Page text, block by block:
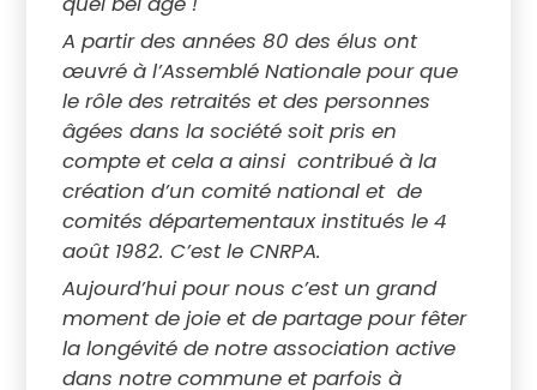
A partir des années 80 des élus ont
œuvré à l’Assemblé Nationale pour que
le rôle des retraités et des personnes
âgées dans la société soit pris en
compte et cela a ainsi contribué à la
création d’un comité national et de
comités départementaux institués le 4
août 1982. C’est le CNRPA.
Aujourd’hui pour nous c’est un grand
moment de joie et de partage pour fêter
la longévité de notre association active
dans notre commune et parfois à